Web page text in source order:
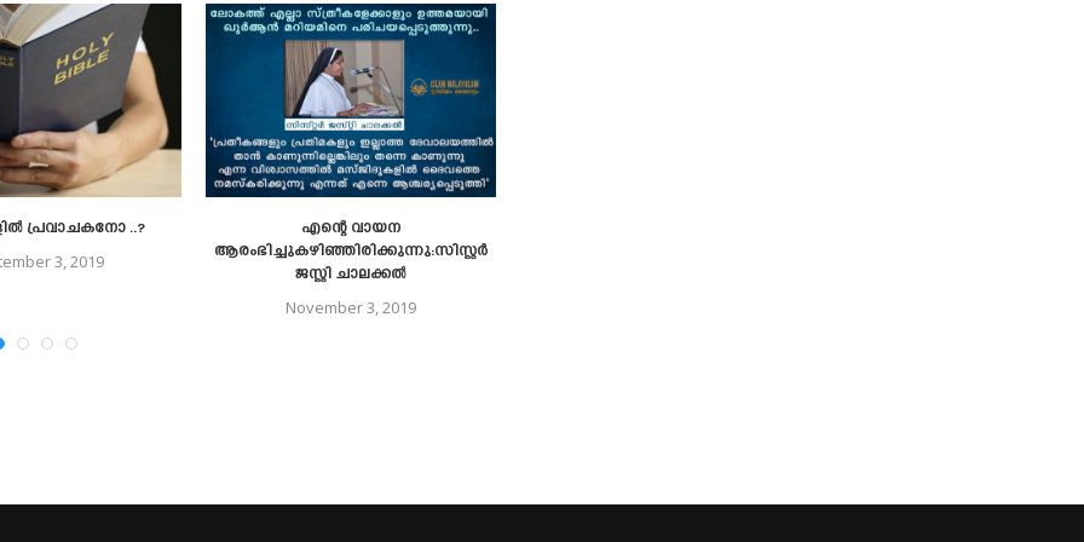
പ്രവാചകനോ ..?
3, 2019
എന്റെ വായന
ആരംഭിച്ചുകഴിഞ്ഞിരിക്കുന്നു:സിസ്റ്റർ
ജസ്റ്റി ചാലക്കൽ
November 3, 2019